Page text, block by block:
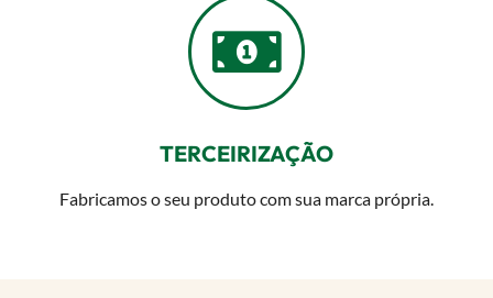
TERCEIRIZAÇÃO
Fabricamos o seu produto com sua marca própria.